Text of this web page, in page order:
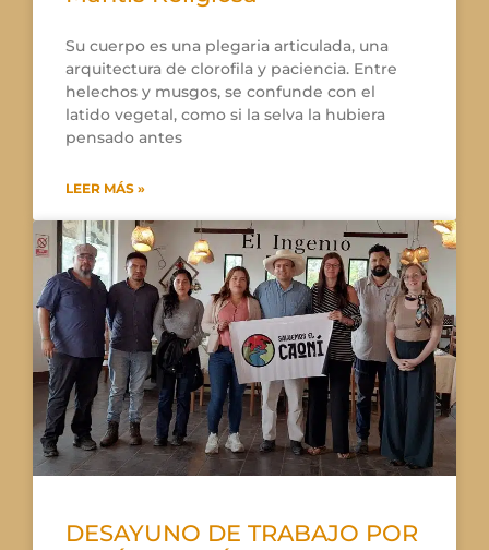
Su cuerpo es una plegaria articulada, una
arquitectura de clorofila y paciencia. Entre
helechos y musgos, se confunde con el
latido vegetal, como si la selva la hubiera
pensado antes
LEER MÁS »
DESAYUNO DE TRABAJO POR